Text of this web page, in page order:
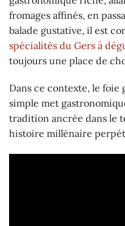
fromages affinés, en
balade gustative, il est
spécialités du Gers à
toujours une place de
Dans ce contexte, le foie
simple met
tradition ancrée dans le
histoire millénaire